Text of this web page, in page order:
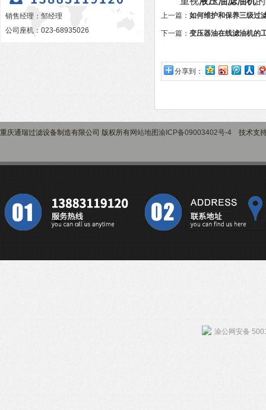
销售经理：邹经理
公司座机：023-68935026
上一篇： 如何维护和保养三级过
寿命？
下一篇： 变压器油在线滤油机的
分享到：
重庆通瑞过滤设备制造有限公司 版权所有网站地图渝ICP备09003402号-4 技术支
渝公网安备